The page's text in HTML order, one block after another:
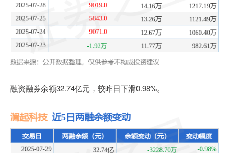
融资融券余额32.74亿元，较昨日下滑0.98%。